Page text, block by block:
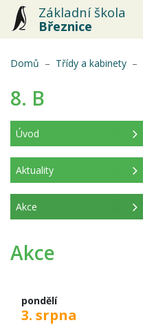
Základní škola
Březnice
Domů Třídy a kabinety
8. B
Úvod
Aktuality
Akce
(aktuální)
Akce
pondělí
3. srpna